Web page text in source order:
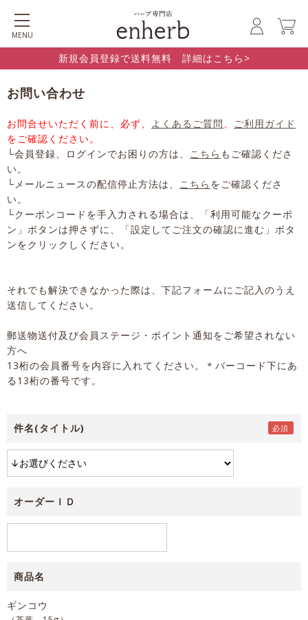
MENU
新規会員登録で送料無料 詳細はこちら>
お問い合わせ
お問合せいただく前に、必ず、 よくあるご質問、 ご利用ガイド
をご確認ください。
└会員登録、ログインでお困りの方は、 こちら もご確認くださ
い。
└メールニュースの配信停止方法は、 こちら をご確認くださ
い。
└クーポンコードを手入力される場合は、「利用可能なクーポ
ン」ボタンは押さずに、「設定してご注文の確認に進む」ボタ
ンをクリックしください。
それでも解決できなかった際は、下記フォームにご記入のうえ
送信してください。
郵送物送付及び会員ステージ・ポイント通知をご希望されない
方へ
13桁の会員番号を内容に入れてください。＊バーコード下にあ
る13桁の番号です。
件名(タイトル)
オーダーＩＤ
商品名
ギンコウ